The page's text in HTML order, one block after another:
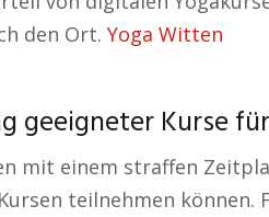
den Ort. Yoga Witten
geeigneter Kurse
mit einem straffen
teilnehmen können.